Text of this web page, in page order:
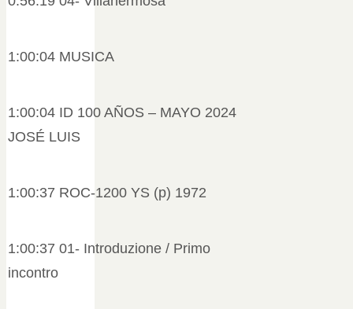
1:00:04 MUSICA
1:00:04 ID 100 AÑOS – MAYO 2024
JOSÉ LUIS
1:00:37 ROC-1200 YS (p) 1972
1:00:37 01- Introduzione / Primo
incontro